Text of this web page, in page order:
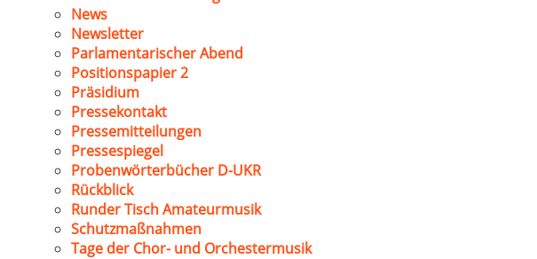
News
Newsletter
Parlamentarischer Abend
Positionspapier 2
Präsidium
Pressekontakt
Pressemitteilungen
Pressespiegel
Probenwörterbücher D-UKR
Rückblick
Runder Tisch Amateurmusik
Schutzmaßnahmen
Tage der Chor- und Orchestermusik